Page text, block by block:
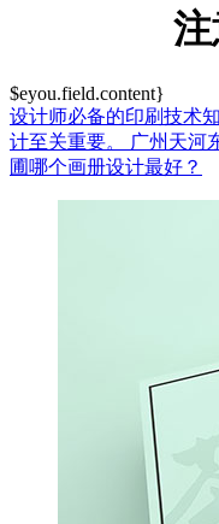
注
$eyou.field.content}
设计师必备的印刷技术
计至关重要。
广州天河
圃哪个画册设计最好？